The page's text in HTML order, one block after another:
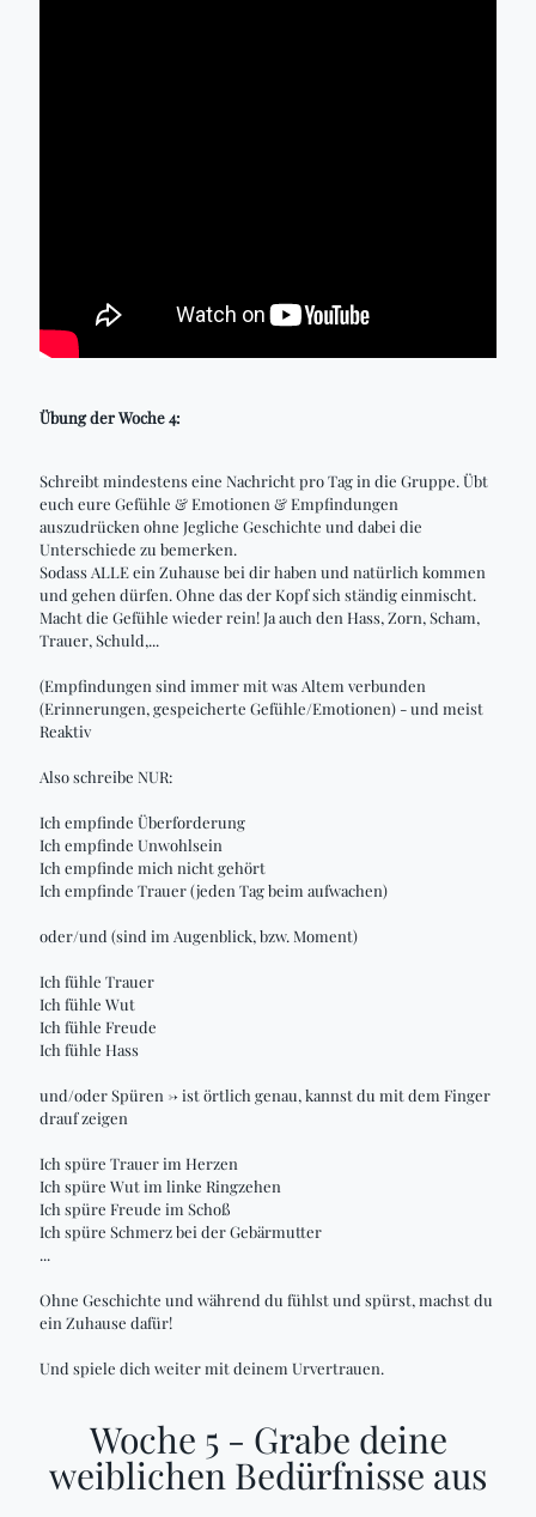
Übung der Woche 4:
Schreibt mindestens eine Nachricht pro Tag in die Gruppe. Übt
euch eure Gefühle & Emotionen & Empfindungen
auszudrücken ohne Jegliche Geschichte und dabei die
Unterschiede zu bemerken.
Sodass ALLE ein Zuhause bei dir haben und natürlich kommen
und gehen dürfen. Ohne das der Kopf sich ständig einmischt.
Macht die Gefühle wieder rein! Ja auch den Hass, Zorn, Scham,
Trauer, Schuld,...
(Empfindungen sind immer mit was Altem verbunden
(Erinnerungen, gespeicherte Gefühle/Emotionen) - und meist
Reaktiv
Also schreibe NUR:
Ich empfinde Überforderung
Ich empfinde Unwohlsein
Ich empfinde mich nicht gehört
Ich empfinde Trauer (jeden Tag beim aufwachen)
oder/und (sind im Augenblick, bzw. Moment)
Ich fühle Trauer
Ich fühle Wut
Ich fühle Freude
Ich fühle Hass
und/oder Spüren -> ist örtlich genau, kannst du mit dem Finger
drauf zeigen
Ich spüre Trauer im Herzen
Ich spüre Wut im linke Ringzehen
Ich spüre Freude im Schoß
Ich spüre Schmerz bei der Gebärmutter
...
Ohne Geschichte und während du fühlst und spürst, machst du
ein Zuhause dafür!
Und spiele dich weiter mit deinem Urvertrauen.
Woche 5 - Grabe deine
weiblichen Bedürfnisse aus